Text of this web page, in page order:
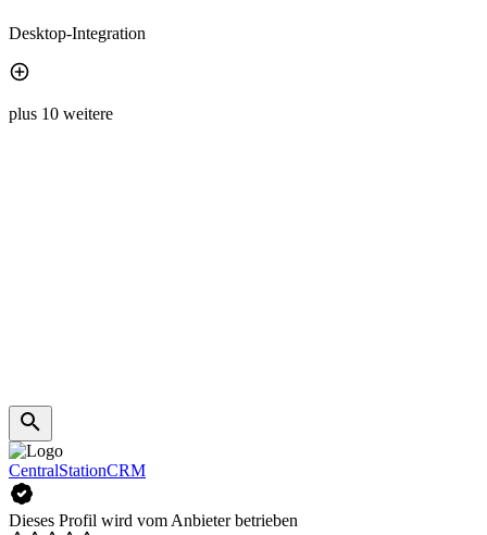
Desktop-Integration
plus 10 weitere
CentralStationCRM
Dieses Profil wird vom Anbieter betrieben